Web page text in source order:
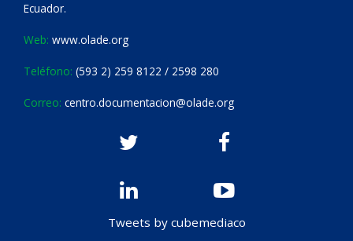
Ecuador.
Web: www.olade.org
Teléfono: (593 2) 259 8122 / 2598 280
Correo: centro.documentacion@olade.org
Tweets by cubemediaco